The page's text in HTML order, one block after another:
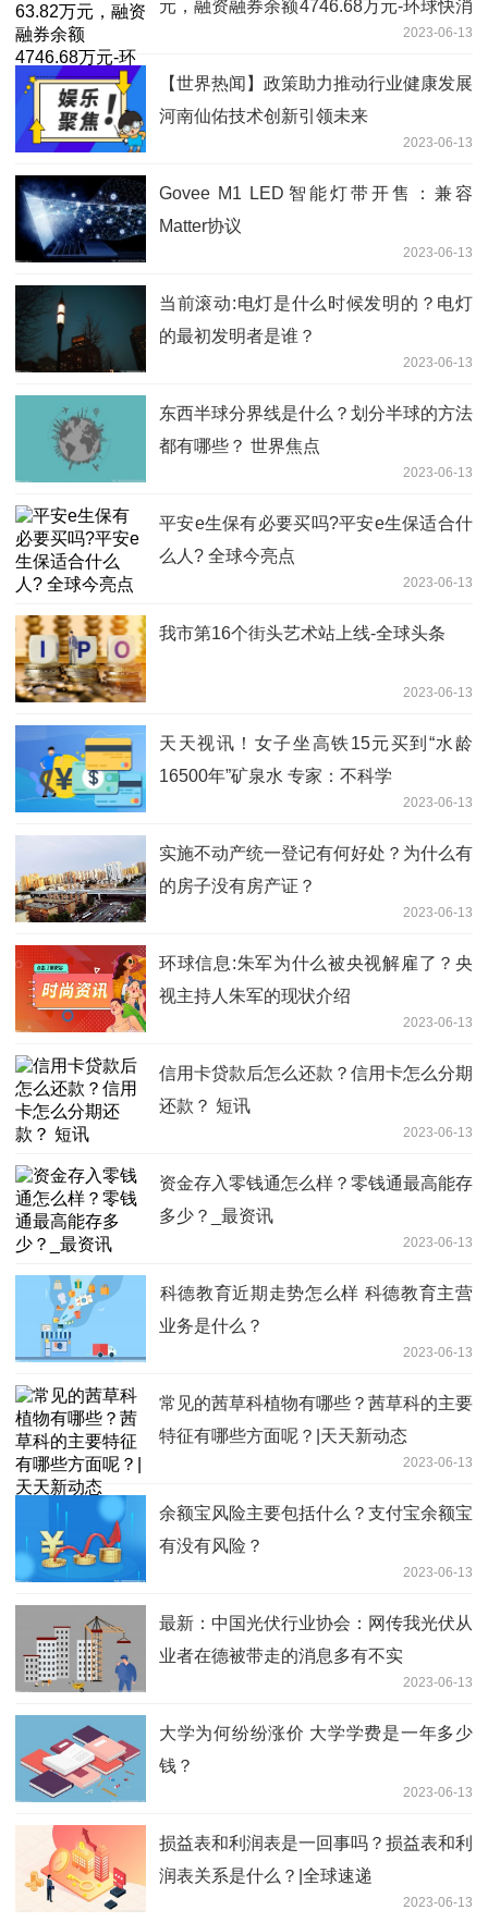
元，融资融券余额4746.68万元-环球快消
2023-06-13
【世界热闻】政策助力推动行业健康发展
河南仙佑技术创新引领未来
2023-06-13
Govee M1 LED智能灯带开售：兼容
Matter协议
2023-06-13
当前滚动:电灯是什么时候发明的？电灯
的最初发明者是谁？
2023-06-13
东西半球分界线是什么？划分半球的方法
都有哪些？ 世界焦点
2023-06-13
平安e生保有必要买吗?平安e生保适合什
么人? 全球今亮点
2023-06-13
我市第16个街头艺术站上线-全球头条
2023-06-13
天天视讯！女子坐高铁15元买到“水龄
16500年”矿泉水 专家：不科学
2023-06-13
实施不动产统一登记有何好处？为什么有
的房子没有房产证？
2023-06-13
环球信息:朱军为什么被央视解雇了？央
视主持人朱军的现状介绍
2023-06-13
信用卡贷款后怎么还款？信用卡怎么分期
还款？ 短讯
2023-06-13
资金存入零钱通怎么样？零钱通最高能存
多少？_最资讯
2023-06-13
​科德教育近期走势怎么样 科德教育主营
业务是什么？
2023-06-13
常见的茜草科植物有哪些？茜草科的主要
特征有哪些方面呢？|天天新动态
2023-06-13
余额宝风险主要包括什么？支付宝余额宝
有没有风险？
2023-06-13
最新：中国光伏行业协会：网传我光伏从
业者在德被带走的消息多有不实
2023-06-13
大学为何纷纷涨价 大学学费是一年多少
钱？
2023-06-13
损益表和利润表是一回事吗？损益表和利
润表关系是什么？|全球速递
2023-06-13